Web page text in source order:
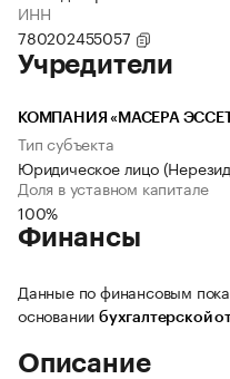
ИНН
780202455057
Учредители
КОМПАНИЯ «МАСЕРА
Тип субъекта
Юридическое лицо
Доля в уставном капитале
100%
Финансы
Данные по финансовым
основании бухгалтерской
Описание